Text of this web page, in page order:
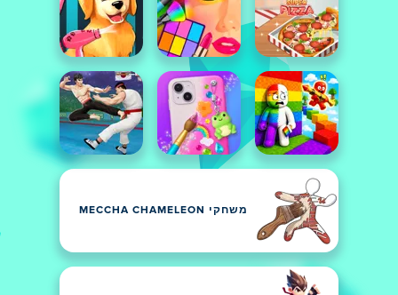
משחקי MECCHA CHAMELEON